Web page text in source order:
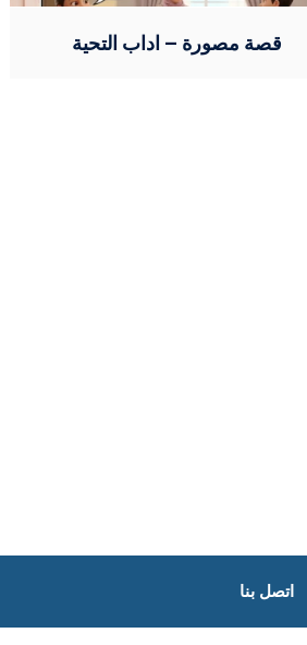
قصة مصورة – اداب التحية
اتصل بنا